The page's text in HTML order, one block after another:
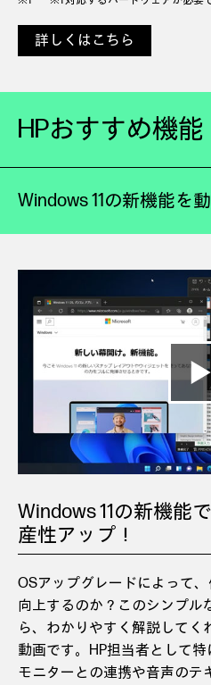
詳しくはこちら
HPおすすめ機能
Windows 11の新機能を
Windows 11の新機能
産性アップ！
OSアップグレードによって
向上するのか？このシンプル
ら、わかりやすく解説して
動画です。HP担当者として特
モニターとの連携や音声のテ